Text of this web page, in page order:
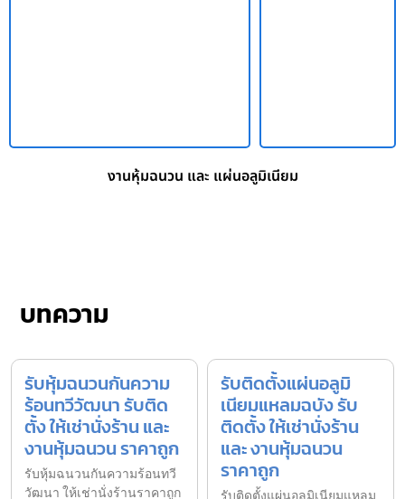
งานหุ้มฉนวน และ แผ่นอลูมิเนียม
บทความ
รับหุ้มฉนวนกันความ
ร้อนทวีวัฒนา รับติด
ตั้ง ให้เช่านั่งร้าน และ
งานหุ้มฉนวน ราคาถูก
รับหุ้มฉนวนกันความร้อนทวี
วัฒนา ให้เช่านั่งร้านราคาถูก
รับติดตั้งแผ่นอลูมิ
เนียมแหลมฉบัง รับ
ติดตั้ง ให้เช่านั่งร้าน
และ งานหุ้มฉนวน
ราคาถูก